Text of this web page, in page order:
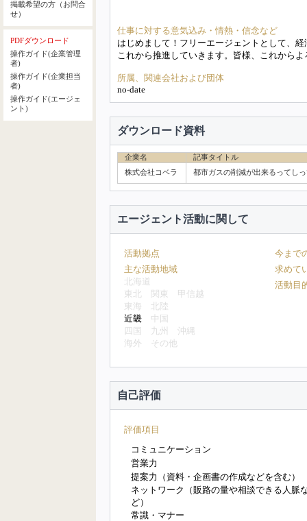
掲載希望の方（お問合
せ）
PDFダウンロード
操作ガイド(企業管理
者)
操作ガイド(企業担当
者)
操作ガイド(エージェ
ント)
仕事に対する意気込み・情熱・信念など
はじめまして！フリーエージェントとして、
これから推進していきます。皆様、これから
所属、関連会社および団体
no-date
ダウンロード資料
企業名
記事タイトル
株式会社コベラ
都市ガスの削減が出来るってし
エージェント活動に関して
活動拠点
主な活動地域
北海道
東北
関東
甲信越
東海
北陸
近畿 中国
四国
九州
沖縄
海外
その他
今まで
求めて
活動目
自己評価
評価項目
コミュニケーション
営業力
提案力（資料・企画書の作成などを含む）
ネットワーク（販路の量や相談できる人脈
ど）
常識・マナー